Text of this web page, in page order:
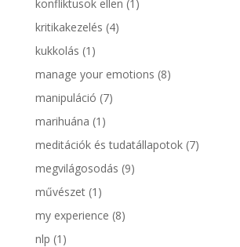
konfliktusok ellen (1)
kritikakezelés (4)
kukkolás (1)
manage your emotions (8)
manipuláció (7)
marihuána (1)
meditációk és tudatállapotok(7)
megvilágosodás (9)
művészet(1)
my experience (8)
nlp (1)